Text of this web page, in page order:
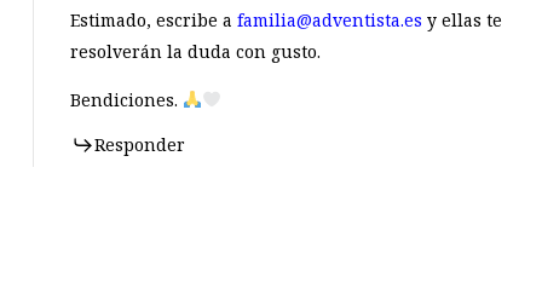
Estimado, escribe a familia@adventista.es y ellas te
resolverán la duda con gusto.
Bendiciones.
Responder